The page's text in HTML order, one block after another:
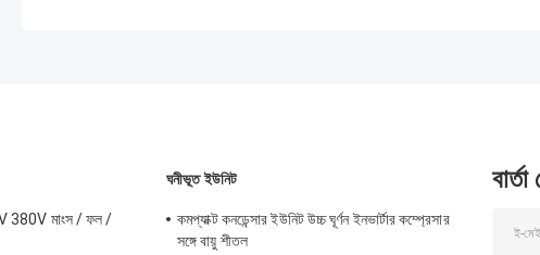
380V মাংস / ফল /
ঘনীভূত ইউনিট
কমপ্যাক্ট কনডেন্সার ইউনিট উচ্চ ঘূর্ণন ইনভার্টার কম্প্রেসার
সঙ্গে বায়ু শীতল
বার্তা